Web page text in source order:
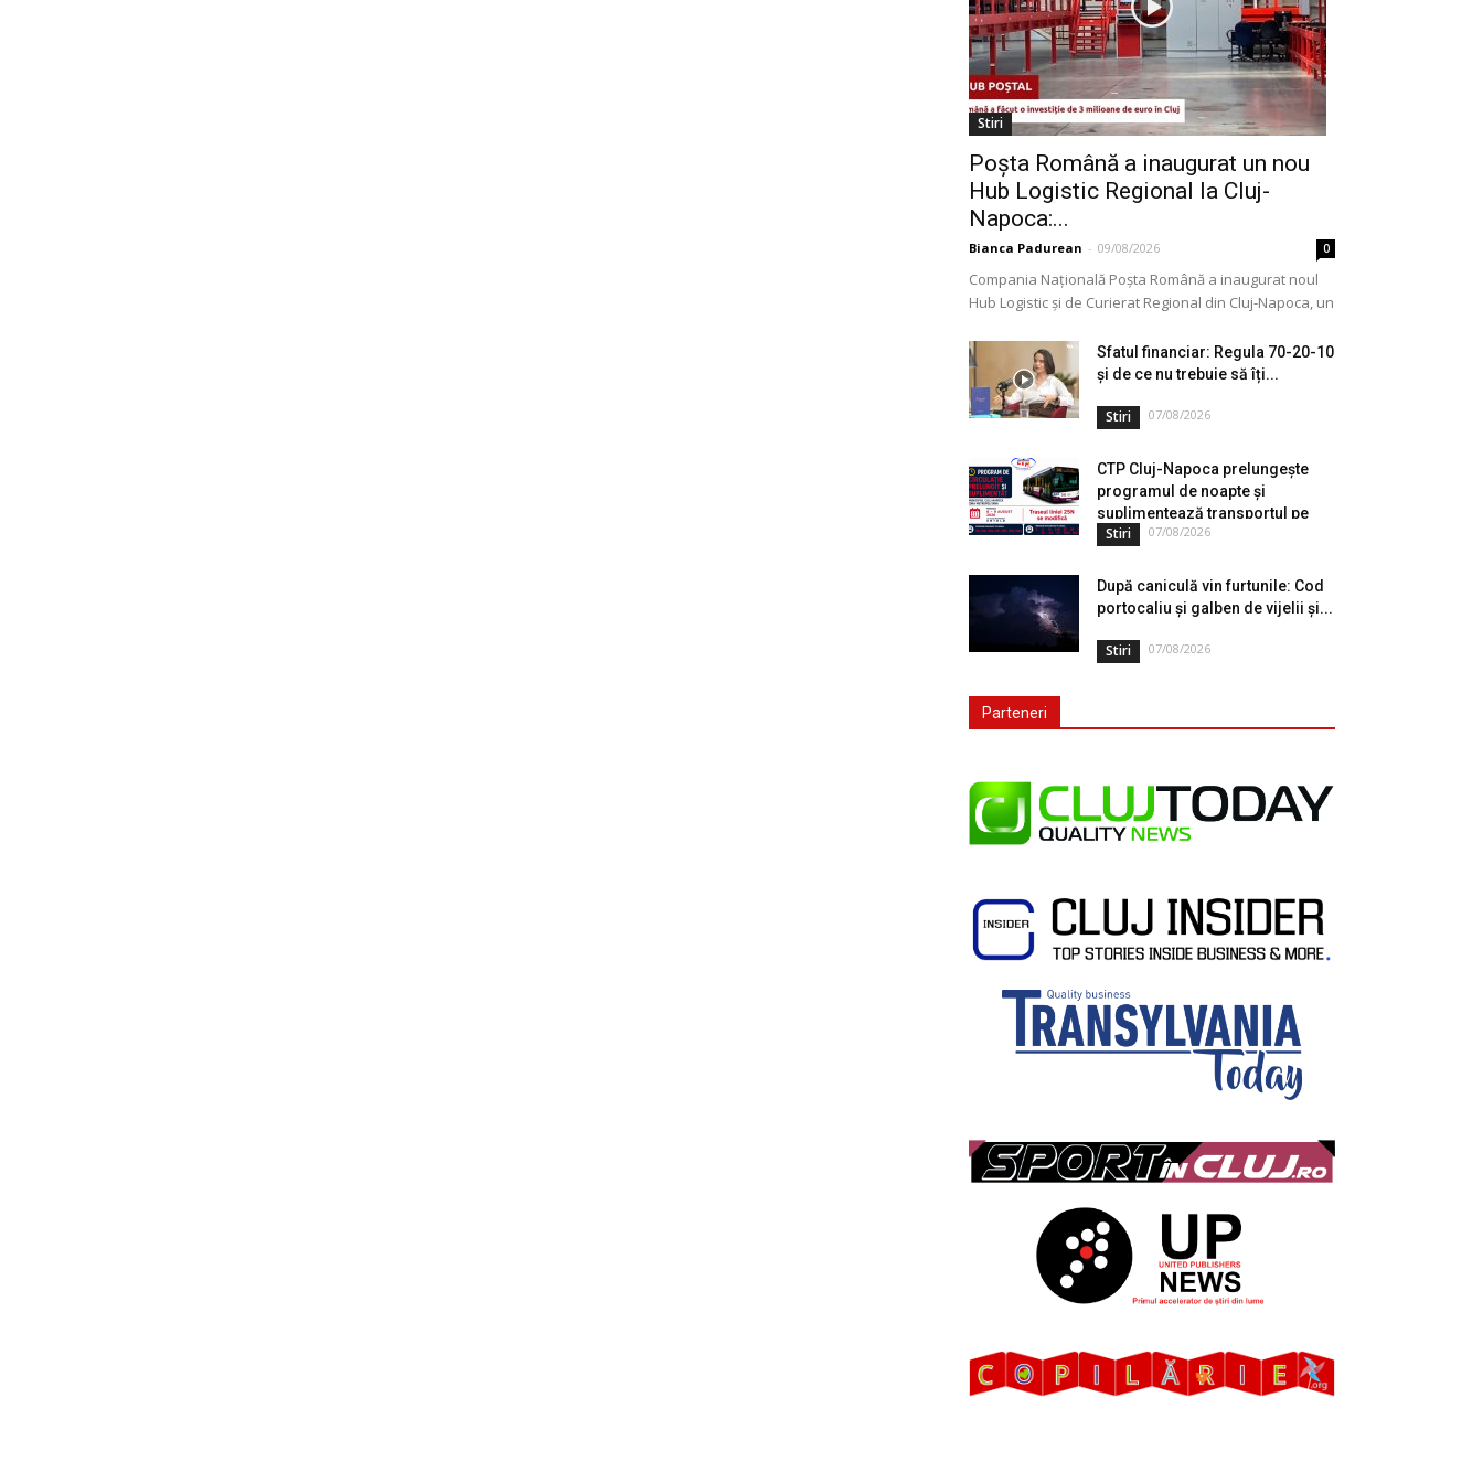
Stiri
Poșta Română a inaugurat un nou
Hub Logistic Regional la Cluj-
Napoca:...
Bianca Padurean - 09/08/2026 0
Compania Națională Poșta Română a inaugurat noul
Hub Logistic și de Curierat Regional din Cluj-Napoca, un
milioane...
Sfatul financiar: Regula 70-20-10
și de ce nu trebuie să îți...
Stiri 07/08/2026
CTP Cluj-Napoca prelungește
programul de noapte și
suplimentează transportul pe
durata...
Stiri 07/08/2026
După caniculă vin furtunile: Cod
portocaliu și galben de vijelii și...
Stiri 07/08/2026
Parteneri